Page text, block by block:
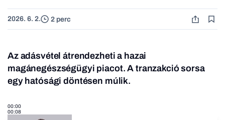
2026. 6. 2. 2 perc
Az adásvétel átrendezheti a hazai
magánegészségügyi piacot. A tranzakció sorsa
egy hatósági döntésen múlik.
00:00
00:08